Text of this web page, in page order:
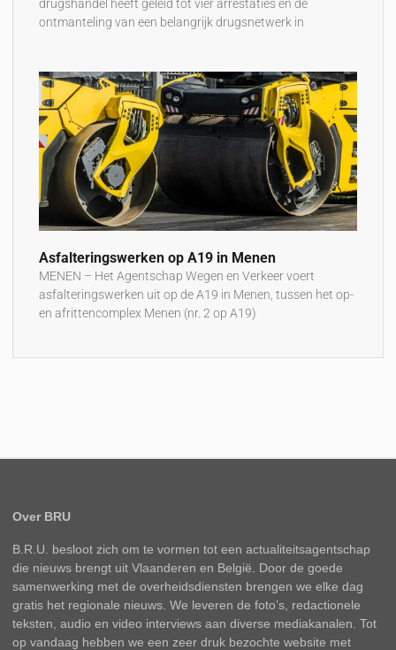
drugshandel heeft geleid tot vier arrestaties en de
ontmanteling van een belangrijk drugsnetwerk in
Asfalteringswerken op A19 in Menen
MENEN – Het Agentschap Wegen en Verkeer voert
asfalteringswerken uit op de A19 in Menen, tussen het op-
en afrittencomplex Menen (nr. 2 op A19)
Over BRU
B.R.U. besloot zich om te vormen tot een actualiteitsagentschap
die nieuws brengt uit Vlaanderen en België. Door de goede
samenwerking met de overheidsdiensten brengen we elke dag
gratis het regionale nieuws. We leveren de foto’s, redactionele
teksten, audio en video interviews aan diverse mediakanalen. Tot
op vandaag hebben we een zeer druk bezochte website met